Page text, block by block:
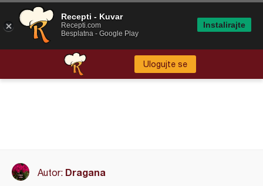
Ulogujte se
Autor: Dragana
Recepti - Kuvar
Recepti.com
Besplatna - Google Play
Instalirajte